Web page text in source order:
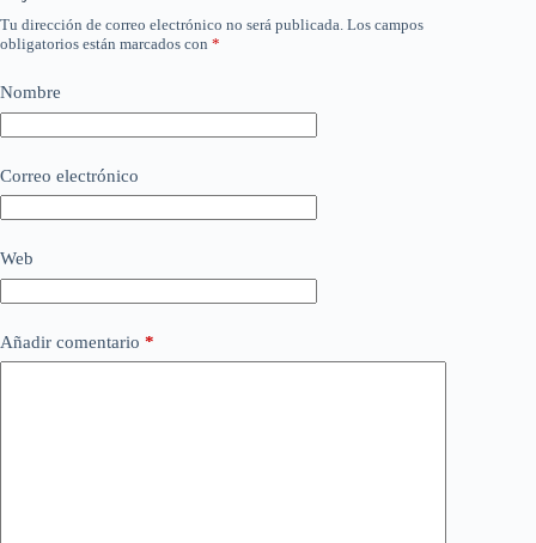
Tu dirección de correo electrónico no será publicada. Los campos
obligatorios están marcados con *
Nombre
Correo electrónico
Web
Añadir comentario *